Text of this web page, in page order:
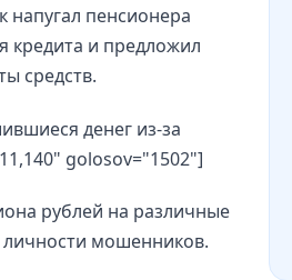
напугал пенсионера
кредита и предложил
средств.
денег из-за
golosov="1502"]
рублей на различные
личности мошенников.